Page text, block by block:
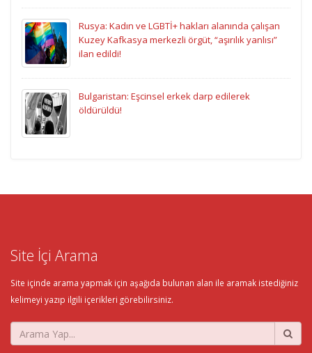
Rusya: Kadın ve LGBTİ+ hakları alanında çalışan
Kuzey Kafkasya merkezli örgüt, “aşırılık yanlısı”
ilan edildi!
Bulgaristan: Eşcinsel erkek darp edilerek
öldürüldü!
Site İçi Arama
Site içinde arama yapmak için aşağıda bulunan alan ile aramak istediğiniz
kelimeyi yazıp ilgili içerikleri görebilirsiniz.